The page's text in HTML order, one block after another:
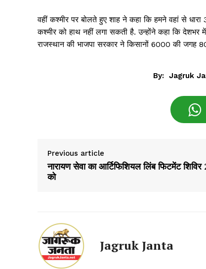
वहीं कश्मीर पर बोलते हुए शाह ने कहा कि हमने वहां से
कश्मीर को हाथ नहीं लगा सकती है. उन्होंने कहा कि देशभर
राजस्थान की भाजपा सरकार ने किसानों 6000 की जगह
By: Jagruk
Previous article
नारायण सेवा का आर्टिफिशियल लिंब फिटमेंट शिविर
को
Jagruk Janta